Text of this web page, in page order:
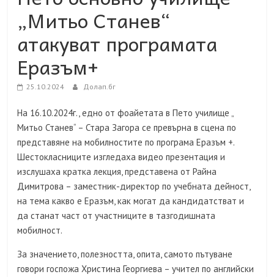
„Митьо Станев“
атакуват програмата
Еразъм+
25.10.2024 Долап.бг
На 16.10.2024г., едно от фоайетата в Пето училище „
Митьо Станев“ – Стара Загора се превърна в сцена по
представяне на мобилностите по програма Еразъм +.
Шестокласниците изгледаха видео презентация и
изслушаха кратка лекция, представена от Райна
Димитрова – заместник-директор по учебната дейност,
на тема какво е Еразъм, как могат да кандидатстват и
да станат част от участниците в тазгодишната
мобилност.
За значението, полезността, опита, самото пътуване
говори госпожа Христина Георгиева – учител по английски